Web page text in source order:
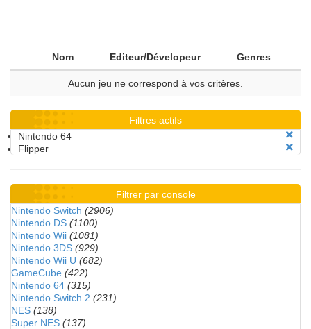
Nom Editeur/Dévelopeur Genres
Aucun jeu ne correspond à vos critères.
Filtres actifs
Nintendo 64
Flipper
Filtrer par console
Nintendo Switch (2906)
Nintendo DS (1100)
Nintendo Wii (1081)
Nintendo 3DS (929)
Nintendo Wii U (682)
GameCube (422)
Nintendo 64 (315)
Nintendo Switch 2 (231)
NES (138)
Super NES (137)